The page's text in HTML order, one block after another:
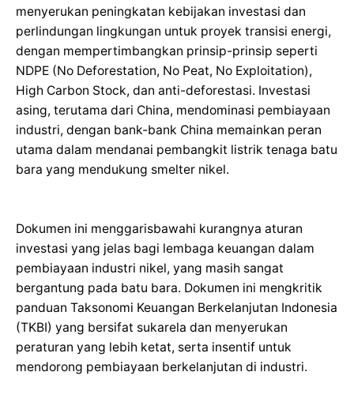
menyerukan peningkatan kebijakan investasi dan
perlindungan lingkungan untuk proyek transisi energi,
dengan mempertimbangkan prinsip-prinsip seperti
NDPE (No Deforestation, No Peat, No Exploitation),
High Carbon Stock, dan anti-deforestasi. Investasi
asing, terutama dari China, mendominasi pembiayaan
industri, dengan bank-bank China memainkan peran
utama dalam mendanai pembangkit listrik tenaga batu
bara yang mendukung smelter nikel.
Dokumen ini menggarisbawahi kurangnya aturan
investasi yang jelas bagi lembaga keuangan dalam
pembiayaan industri nikel, yang masih sangat
bergantung pada batu bara. Dokumen ini mengkritik
panduan Taksonomi Keuangan Berkelanjutan Indonesia
(TKBI) yang bersifat sukarela dan menyerukan
peraturan yang lebih ketat, serta insentif untuk
mendorong pembiayaan berkelanjutan di industri.